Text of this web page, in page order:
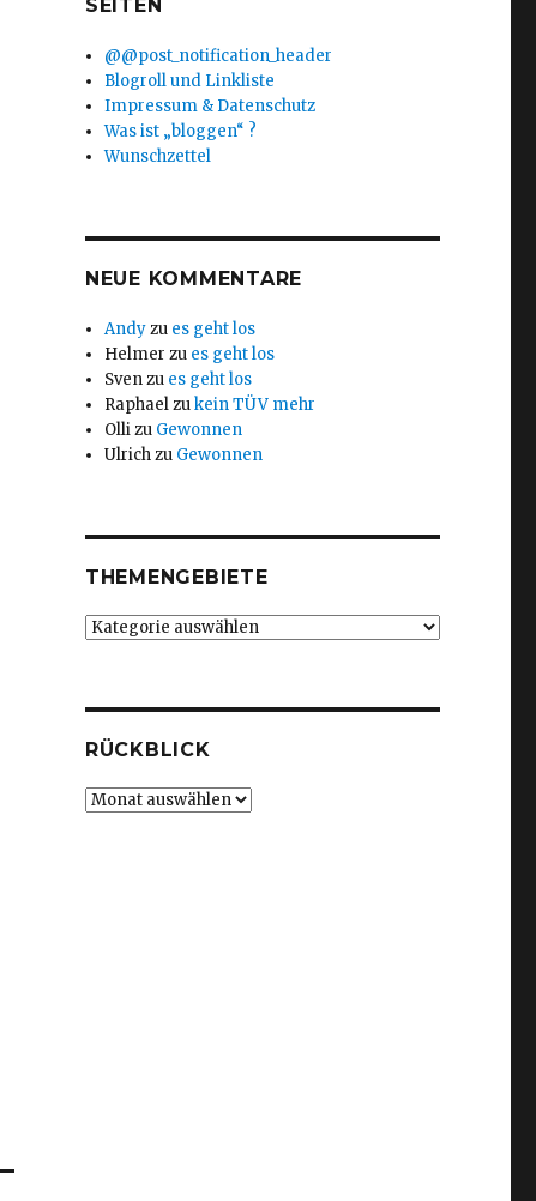
SEITEN
@@post_notification_header
Blogroll und Linkliste
Impressum & Datenschutz
Was ist „bloggen“ ?
Wunschzettel
NEUE KOMMENTARE
Andyzu es geht los
Helmer zu es geht los
Svenzu es geht los
Raphaelzukein TÜV mehr
Ollizu Gewonnen
Ulrichzu Gewonnen
THEMENGEBIETE
Themengebiete
RÜCKBLICK
Rückblick